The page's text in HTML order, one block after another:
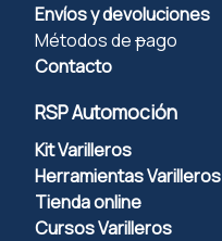
Envíos y devoluciones
Métodos depago
Contacto
RSP Automoción
Kit Varilleros
Herramientas Varilleros
Tienda online
Cursos Varilleros